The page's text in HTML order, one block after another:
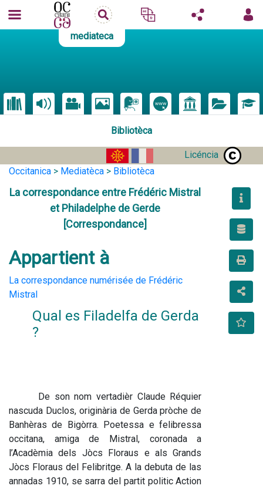
mediateca
Bibliotèca
Licéncia
Occitanica > Mediatèca > Bibliotèca
La correspondance entre Frédéric Mistral
et Philadelphe de Gerde
[Correspondance]
Appartient à
La correspondance numérisée de Frédéric
Mistral
Qual es Filadelfa de Gerda
?
De son nom vertadièr Claude Réquier
nascuda Duclos, originària de Gerda pròche de
Banhèras de Bigòrra. Poetessa e felibressa
occitana, amiga de Mistral, coronada a
l’Acadèmia dels Jòcs Floraus e als Grands
Jòcs Floraus del Felibritge. A la debuta de las
annadas 1910, se sarra del partit politic Action